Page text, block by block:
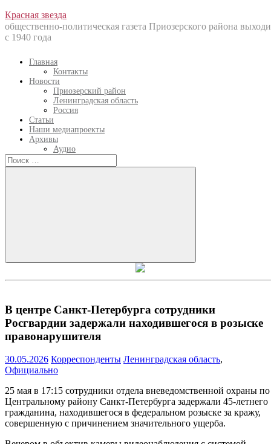
Перейти
к
содержанию
Красная звезда
общественно-политическая газета Приозерского района
с 1940 года
Главная
Контакты
Новости
Приозерский район
Ленинградская область
Россия
Статьи
Наши медиапроекты
Архивы
Аудио
Искать:
Искать
В центре Санкт-Петербурга сотрудники
Росгвардии задержали находившегося в розыске
правонарушителя
30.05.2026 Корреспонденты Ленинградская область,
Официально
25 мая в 17:15 сотрудники отдела вневедомственной охраны по
Центральному району Санкт-Петербурга задержали 45-летнего
гражданина, находившегося в федеральном розыске за кражу,
совершенную с причинением значительного ущерба.